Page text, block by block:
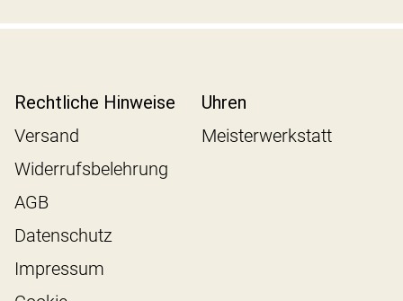
Rechtliche Hinweise
Versand
Widerrufsbelehrung
AGB
Datenschutz
Impressum
Uhren
Meisterwerkstatt